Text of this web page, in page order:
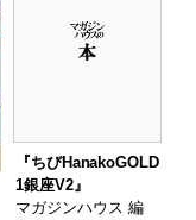
『ちびHanakoGOLD
1銀座V2』
マガジンハウス 編